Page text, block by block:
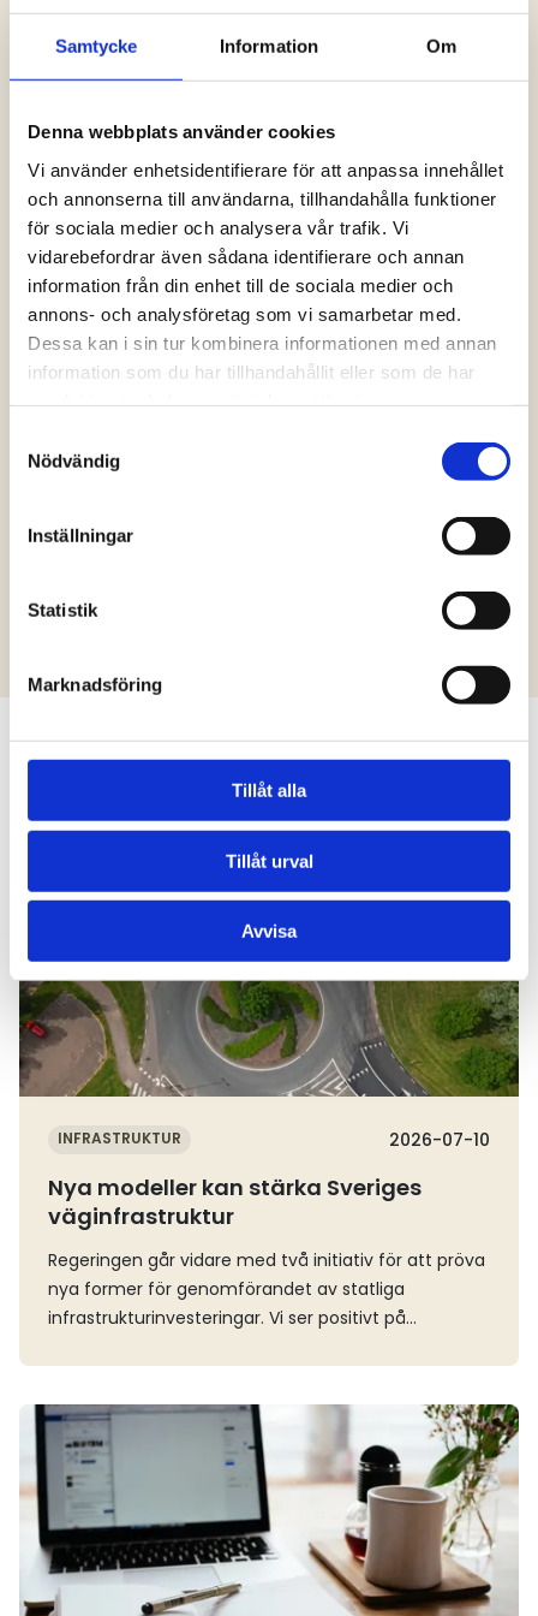
Samtycke Information Om
Denna webbplats använder cookies
Vi använder enhetsidentifierare för att anpassa innehållet
och annonserna till användarna, tillhandahålla funktioner
för sociala medier och analysera vår trafik. Vi
vidarebefordrar även sådana identifierare och annan
information från din enhet till de sociala medier och
annons- och analysföretag som vi samarbetar med.
Dessa kan i sin tur kombinera informationen med annan
information som du har tillhandahållit eller som de har
Nödvändig
Inställningar
Statistik
Marknadsföring
Tillåt alla
Tillåt urval
Avvisa
SÅ Analys
Analys för kör- och vilotider
Avtalshjälpen
Hjälp inför och under avtalsförhandling
Aktuella nyheter
INFRASTRUKTUR 2026-07-10
Nya modeller kan stärka Sveriges
väginfrastruktur
Regeringen går vidare med två initiativ för att pröva
nya former för genomförandet av statliga
infrastrukturinvesteringar. Vi ser positivt på
snabbare skapa nytta för näringslivets och
samhällets godstransporter.Trafikverket får i
uppdrag att förbereda genomförandet av
infrastrukturprojekt genom offentlig-privat
samverkan, OPS. Uppdraget ska redovisas senast
den 4 maj 2027. Samtidigt tillsätts en utredning om
de lagändringar som krävs för att ett statligt ägt
bolag ska kunna ansvara för byggande och drift av
Läs mer